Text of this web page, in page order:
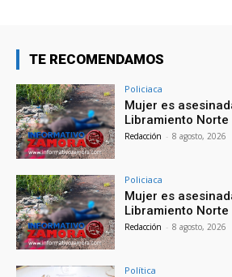
TE RECOMENDAMOS
Policiaca
Mujer es
Libramiento Norte
Redacción - 8 agosto, 2026
Policiaca
Mujer es
Libramiento Norte
Redacción - 8 agosto, 2026
Política